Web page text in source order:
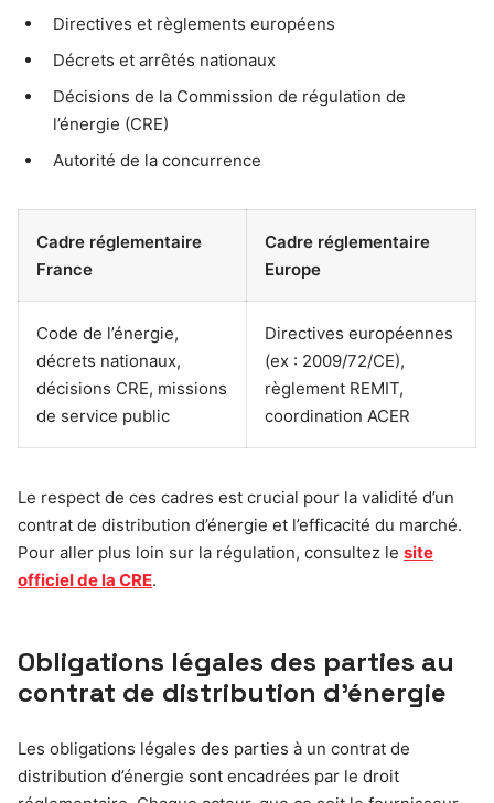
Directives et règlements européens
Décrets et arrêtés nationaux
Décisions de la Commission de régulation de
l’énergie (CRE)
Autorité de la concurrence
Cadre réglementaire
France
Cadre réglementaire
Europe
Code de l’énergie,
décrets nationaux,
décisions CRE, missions
de service public
Directives européennes
(ex : 2009/72/CE),
règlement REMIT,
coordination ACER
Le respect de ces cadres est crucial pour la validité d’un
contrat de distribution d’énergie et l’efficacité du marché.
Pour aller plus loin sur la régulation, consultez le site
officiel de la CRE.
Obligations légales des parties au
contrat de distribution d’énergie
Les obligations légales des parties à un contrat de
distribution d’énergie sont encadrées par le droit